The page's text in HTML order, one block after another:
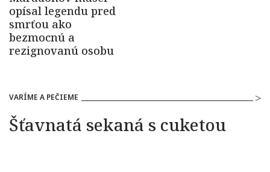
VARÍME A PEČIEME